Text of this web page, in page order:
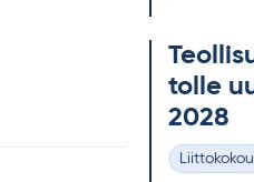
tolle
2028
Kategoriat